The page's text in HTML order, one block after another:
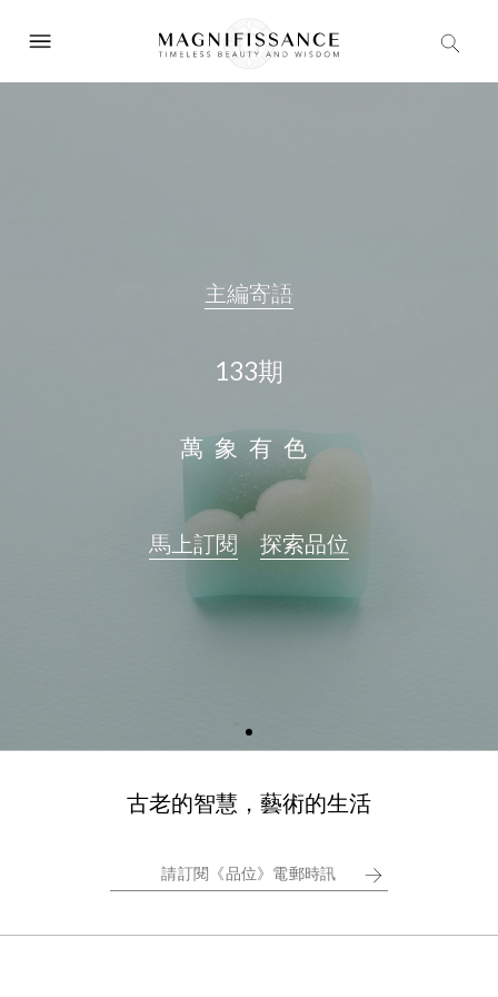
主編寄語
133期
萬象有色
馬上訂閱 探索品位
主編寄語
133期
萬象有色
馬上訂閱 探索品位
主編寄語
133期
萬象有色
馬上訂閱 探索品位
古老的智慧，藝術的生活